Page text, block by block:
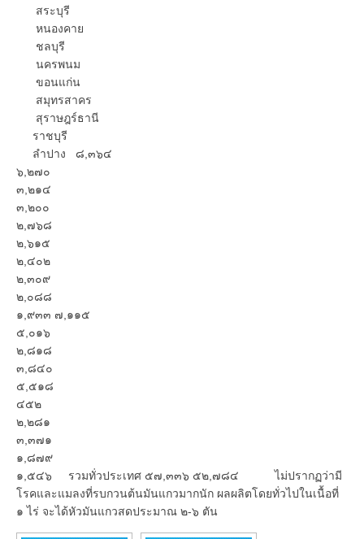
สระบุรี
หนองคาย
ชลบุรี
นครพนม
ขอนแก่น
สมุทรสาคร
สุราษฎร์ธานี
ราชบุรี
ลำปาง ๘,๓๖๔
๖,๒๗๐
๓,๒๑๔
๓,๒๐๐
๒,๗๖๘
๒,๖๑๕
๒,๔๐๒
๒,๓๐๙
๒,๐๘๘
๑,๙๓๓ ๗,๑๑๕
๕,๐๑๖
๒,๘๑๘
๓,๘๔๐
๕,๕๑๘
๔๕๒
๒,๒๘๑
๓,๓๗๑
๑,๘๗๙
๑,๕๔๖ รวมทั่วประเทศ ๕๗,๓๓๖ ๕๒,๗๘๔ ไม่ปรากฏว่ามี
โรคและแมลงที่รบกวนต้นมันแกวมากนัก ผลผลิตโดยทั่วไปในเนื้อที่
๑ ไร่ จะได้หัวมันแกวสดประมาณ ๒-๖ ตัน